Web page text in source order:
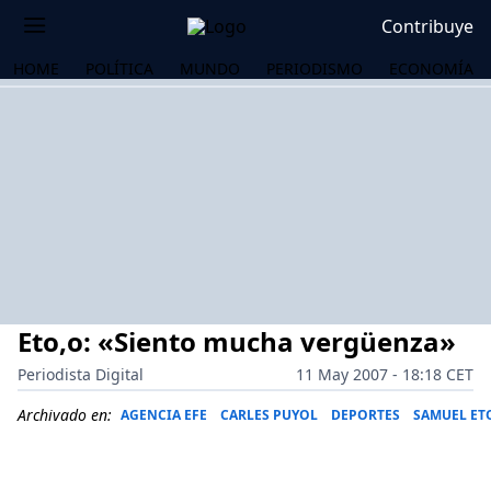
Contribuye
HOME POLÍTICA MUNDO PERIODISMO ECONOMÍA
Eto,o: «Siento mucha vergüenza»
Periodista Digital
11 May 2007 - 18:18 CET
Archivado en: AGENCIA EFE CARLES PUYOL DEPORTES SAMUEL